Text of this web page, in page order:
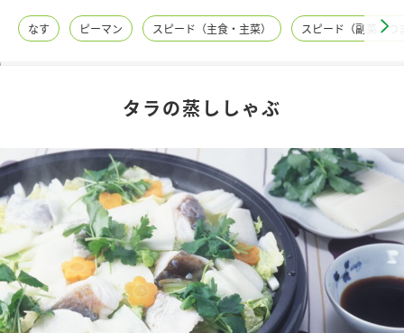
レシピ名特集
商品カテゴリ
酢 調味酢
お酢ドリンク ぽん酢
新商品一覧
キャンペーン情報
ブランド・スペシャルサイト
なす ピーマン スピード（主食・主菜） スピード（副菜・つ
タラの蒸ししゃぶ